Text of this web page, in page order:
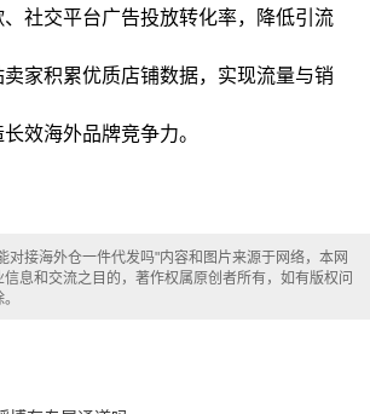
社交平台广告投放转化率，降低引流
家积累优质店铺数据，实现流量与销
效海外品牌竞争力。
对接海外仓一件代发吗"内容和图片来源于网络，本网
息和交流之目的，著作权属原创者所有，如有版权问